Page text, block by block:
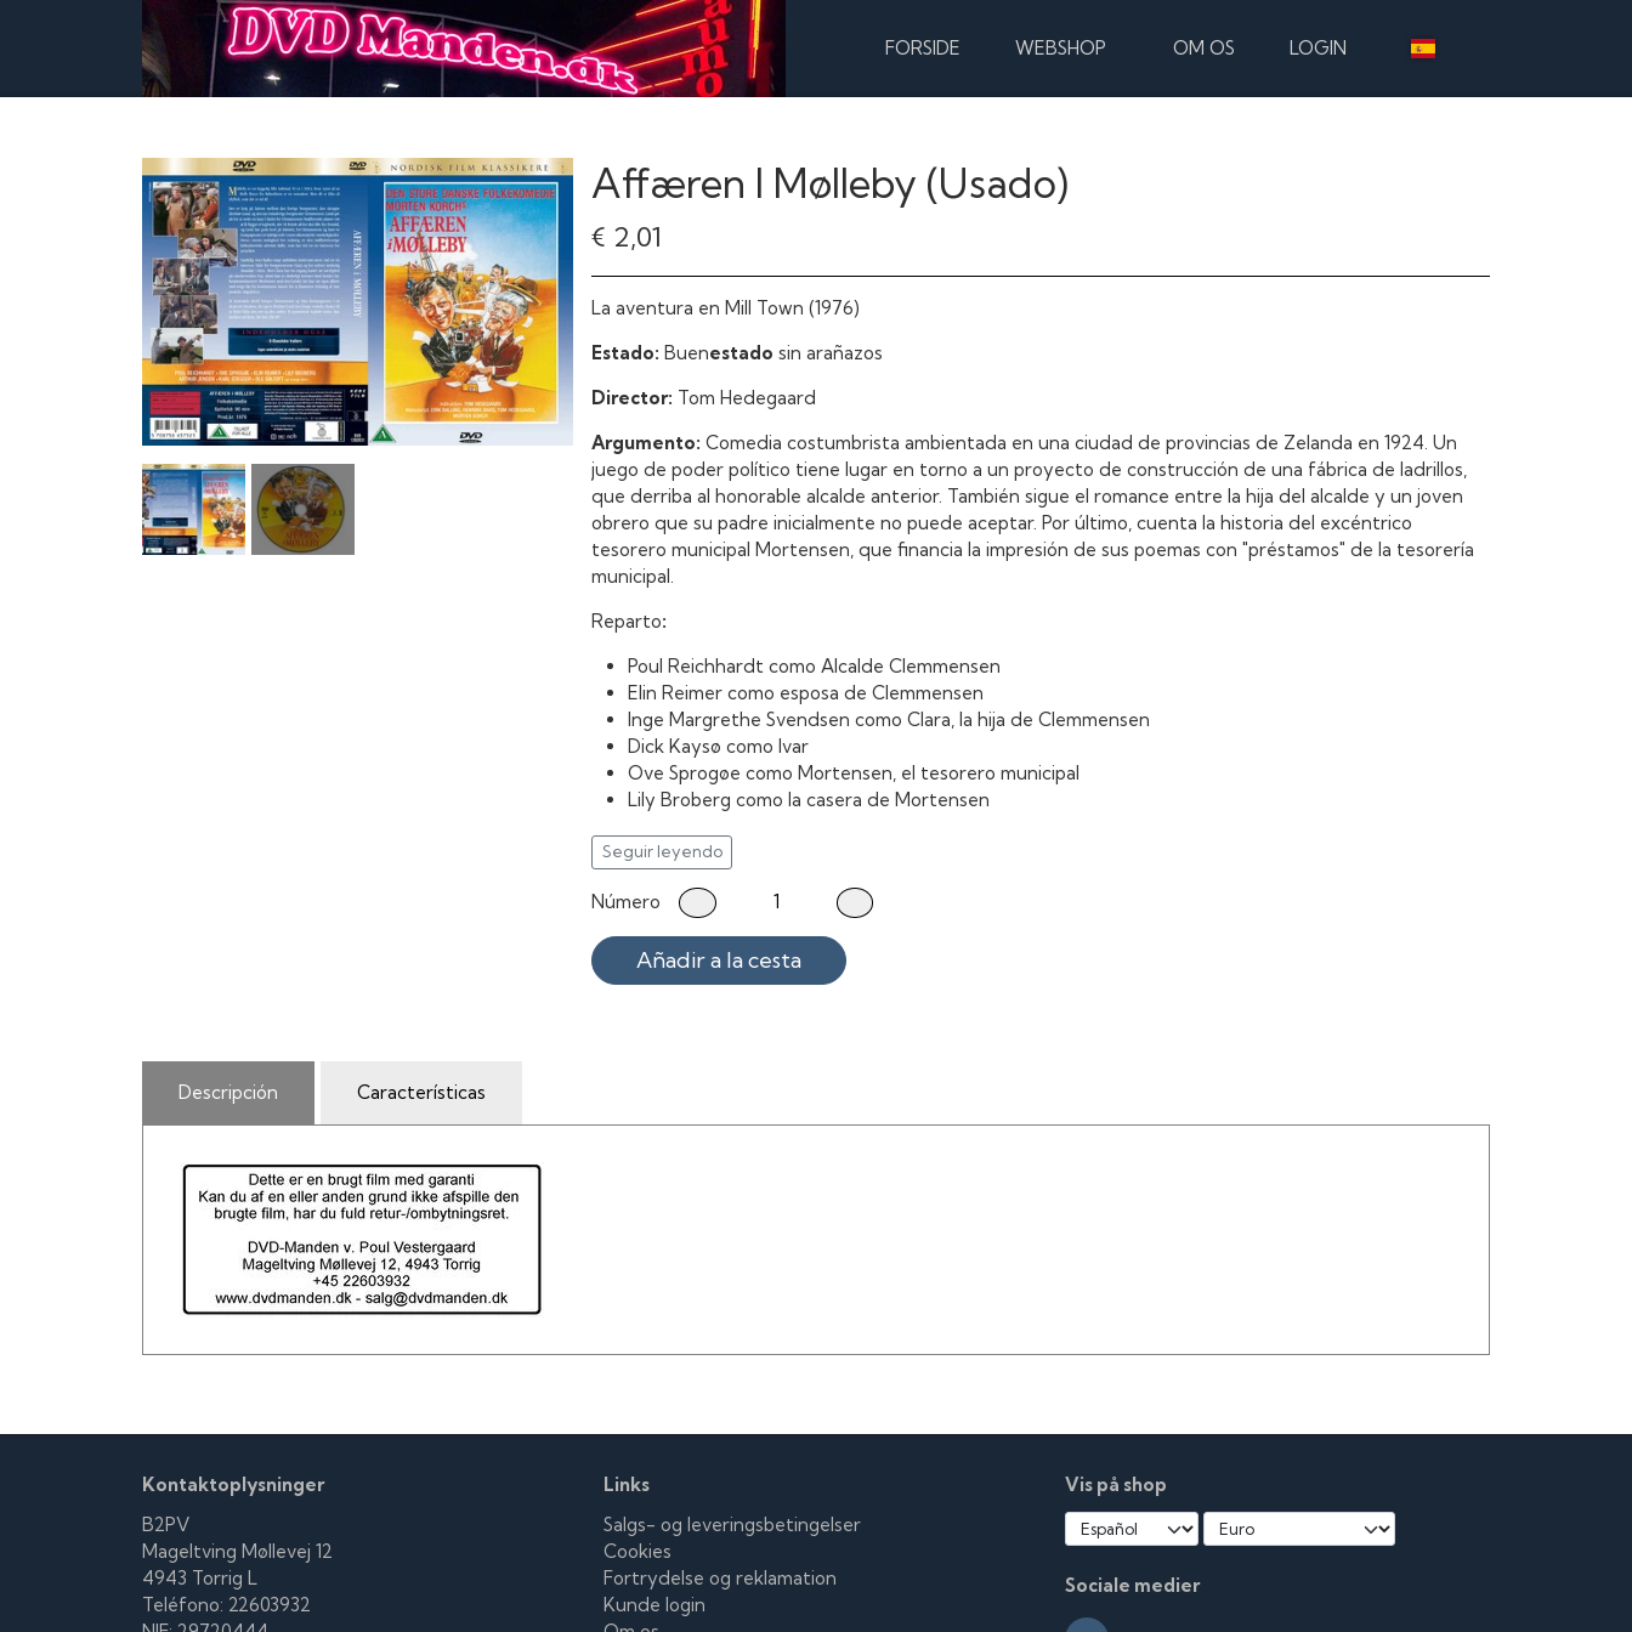
FORSIDE WEBSHOP OM OS LOGIN
Affæren I Mølleby (Usado)
€ 2,01
La aventura en Mill Town (1976)
Estado: Buenestado sin arañazos
Director: Tom Hedegaard
Argumento: Comedia costumbrista ambientada en una ciudad de provincias de Zelanda en 1924. Un
juego de poder político tiene lugar en torno a un proyecto de construcción de una fábrica de ladrillos,
que derriba al honorable alcalde anterior. También sigue el romance entre la hija del alcalde y un joven
obrero que su padre inicialmente no puede aceptar. Por último, cuenta la historia del excéntrico
tesorero municipal Mortensen, que financia la impresión de sus poemas con "préstamos" de la tesorería
municipal.
Reparto:
Poul Reichhardt como Alcalde Clemmensen
Elin Reimer como esposa de Clemmensen
Inge Margrethe Svendsen como Clara, la hija de Clemmensen
Dick Kaysø como Ivar
Ove Sprogøe como Mortensen, el tesorero municipal
Lily Broberg como la casera de Mortensen
Karl Stegger como tío Ole
Ole Søltoft como el joven Kølle
Henning Palner como Ditlefsen
Bjørn Puggaard-Müller como Director del Banco Lund
Ejner Federspiel como Asesor Godtfredsen
Elga Olga (Svendsen) como Señora del Ayuntamiento
Seguir leyendo
Número
Añadir a la cesta
Descripción Características
Kontaktoplysninger
B2PV
Mageltving Møllevej 12
4943 Torrig L
Teléfono: 22603932
Links
Salgs- og leveringsbetingelser
Cookies
Fortrydelse og reklamation
Kunde login
Vis på shop
Sociale medier